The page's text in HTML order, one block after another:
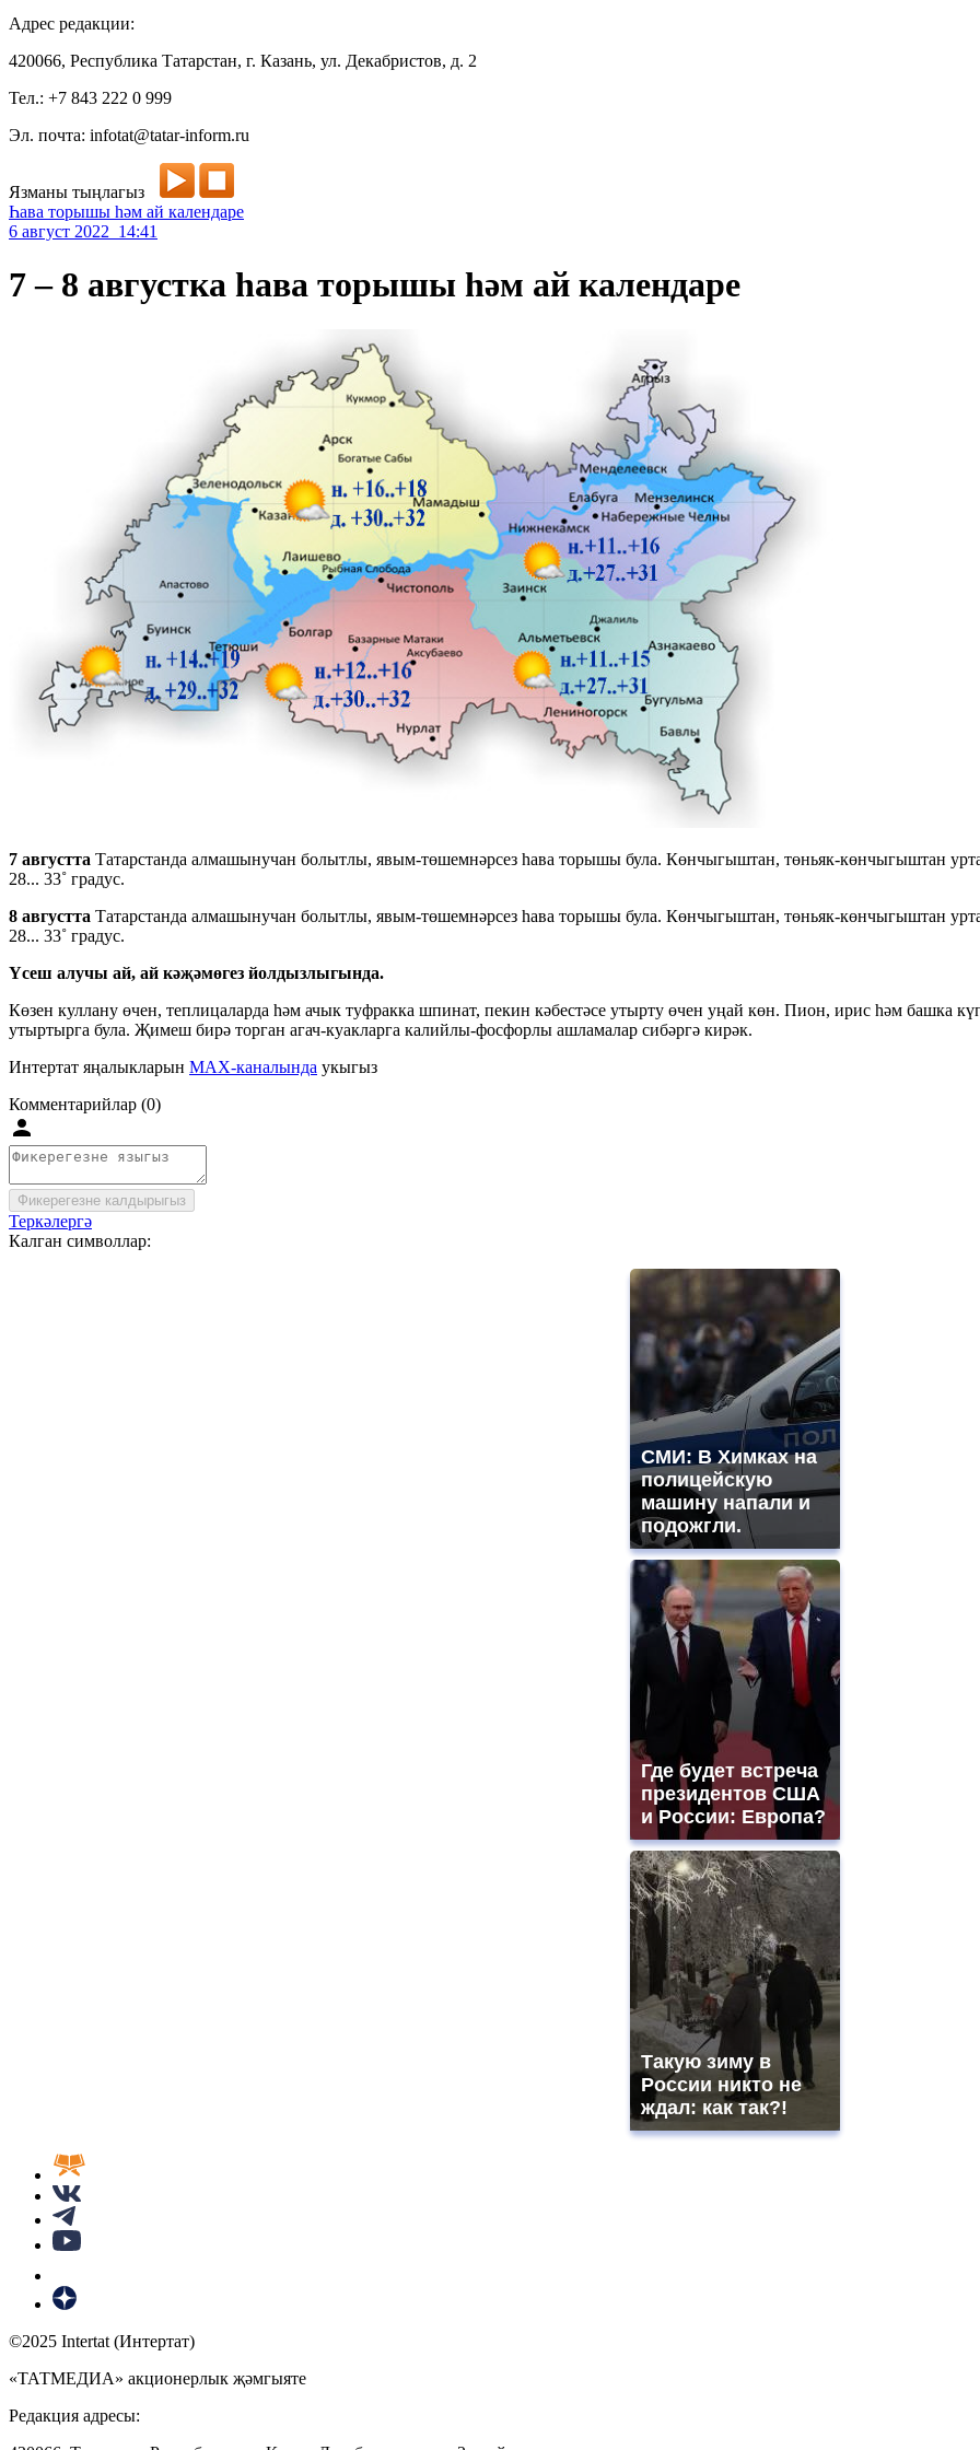
Адрес редакции:
420066, Республика Татарстан, г. Казань, ул. Декабристов, д. 2
Тел.: +7 843 222 0 999
Эл. почта: infotat@tatar-inform.ru
Язманы тыңлагыз
Һава торышы һәм ай календаре
6 август 2022 14:41
7 – 8 августка һава торышы һәм ай календаре
7 августта Татарстанда алмашынучан болытлы, явым-төшемнәрсез һава торышы була. Көнчыгыштан, төньяк-көнчыгыштан
28... 33˚ градус.
8 августта Татарстанда алмашынучан болытлы, явым-төшемнәрсез һава торышы була. Көнчыгыштан, төньяк-көнчыгыштан
28... 33˚ градус.
Үсеш алучы ай, ай кәҗәмөгез йолдызлыгында.
Көзен куллану өчен, теплицаларда һәм ачык туфракка шпинат, пекин кәбестәсе утырту өчен уңай көн. Пион, ирис һәм башка
утыртырга була. Җимеш бирә торган агач-куакларга калийлы-фосфорлы ашламалар сибәргә кирәк.
Интертат яңалыкларын MAX-каналында укыгыз
Комментарийлар (0)
Фикерегезне калдырыгыз
Теркәлергә
Калган символлар:
СМИ: В Химках на
полицейскую
машину напали и
подожгли.
Где будет встреча
президентов США
и России: Европа?
Такую зиму в
России никто не
ждал: как так?!
©2025 Intertat (Интертат)
«ТАТМЕДИА» акционерлык җәмгыяте
Редакция адресы: